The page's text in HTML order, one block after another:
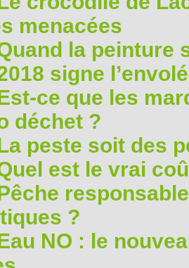
menacées
la peinture
signe
ce que les
déchet ?
peste soit des
est le vrai
?
NO : le